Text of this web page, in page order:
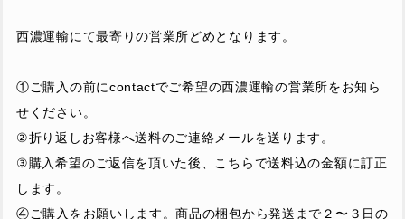
西濃運輸にて最寄りの営業所どめとなります。
①ご購入の前にcontactでご希望の西濃運輸の営業所をお知ら
せください。
②折り返しお客様へ送料のご連絡メールを送ります。
③購入希望のご返信を頂いた後、こちらで送料込の金額に訂正
します。
④ご購入をお願いします。商品の梱包から発送まで２〜３日の